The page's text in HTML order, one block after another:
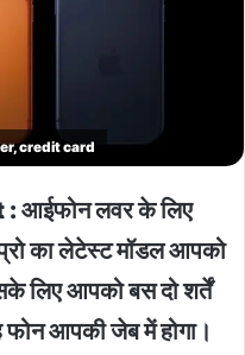
credit card
आईफोन लवर के लिए
का लेटेस्ट मॉडल आपको
लिए आपको बस दो शर्तें
फोन आपकी जेब में होगा।